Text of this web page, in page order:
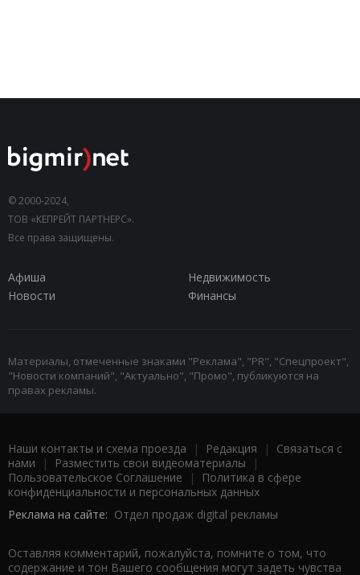
© 2000-2024,
ТОВ «КЕПРЕЙТ ПАРТНЕРС».
Все права защищены.
Афиша
Недвижимость
Новости
Финансы
Материалы, отмеченные знаками "Реклама", "PR", "Спецпроект",
"Новости компаний", "Актуально", "Промо", публикуются на
правах рекламы.
Наши контакты и схема проезда | Редакция | Связаться с
нами | Разместить свои видеоматериалы |
Пользовательское Соглашение |
Политика в сфере
конфиденциальности и персональных данных
Реклама на сайте: Отдел продаж digital рекламы
Оставляя комментарий, пожалуйста, помните о том, что
содержание и тон Вашего сообщения могут задеть чувства